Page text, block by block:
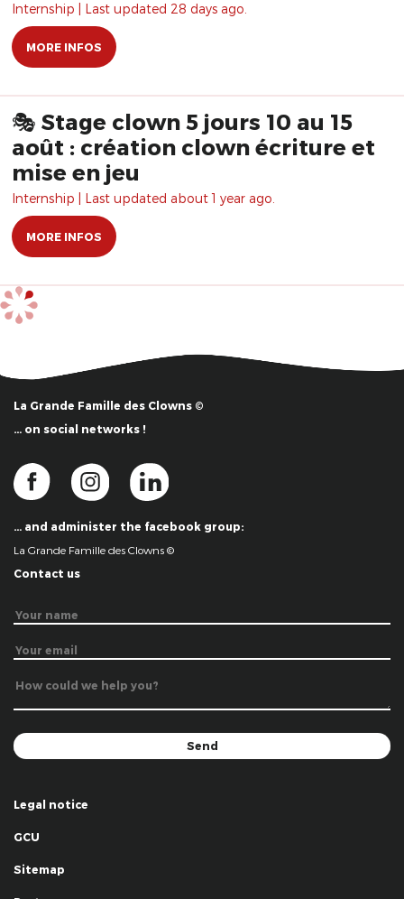
Internship | Last updated 28 days ago.
MORE INFOS
🎭 Stage clown 5 jours 10 au 15
août : création clown écriture et
mise en jeu
Internship | Last updated about 1 year ago.
MORE INFOS
La Grande Famille des Clowns ©
… on social networks !
… and administer the facebook group:
La Grande Famille des Clowns ©
Contact us
Legal notice
GCU
Sitemap